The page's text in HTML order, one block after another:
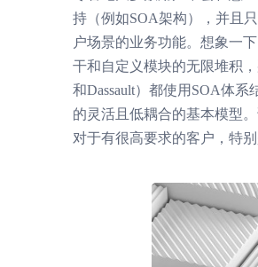
持（例如SOA架构），并且
户场景的业务功能。想象一
干和自定义模块的无限堆积
和Dassault）都使用SOA体
的灵活且低耦合的基本模型
对于有很高要求的客户，特